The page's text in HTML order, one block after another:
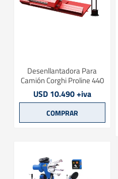
Desenllantadora Para
Camión Corghi Proline 440
USD 10.490 +iva